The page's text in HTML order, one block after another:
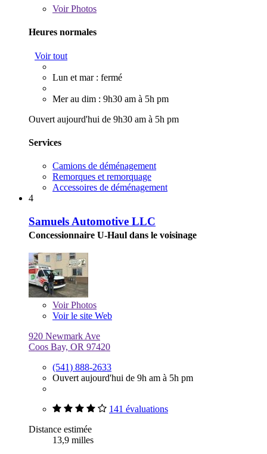
VoirPhotos
Heures normales
Voir tout
Lun et mar : fermé
Mer au dim : 9h30 am à 5h pm
Ouvert aujourd'hui de 9h30 am à 5h pm
Services
Camions de déménagement
Remorques et remorquage
Accessoires de déménagement
4
Samuels Automotive LLC
Concessionnaire U-Haul dans le voisinage
VoirPhotos
Voir le site Web
920 Newmark Ave
Coos Bay, OR 97420
(541) 888-2633
Ouvert aujourd'hui de 9h am à 5h pm
141 évaluations
Distance estimée
13,9 milles